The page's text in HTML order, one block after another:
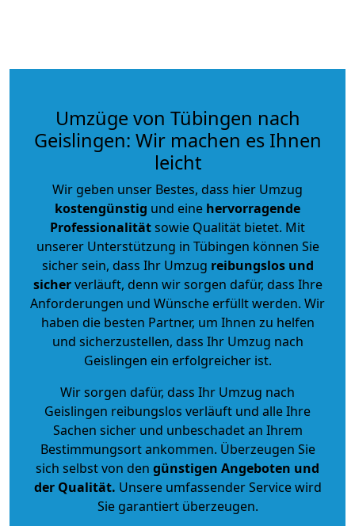
Umzüge von Tübingen nach
Geislingen: Wir machen es Ihnen
leicht
Wir geben unser Bestes, dass hier Umzug
kostengünstig und eine hervorragende
Professionalitätsowie Qualität bietet. Mit
unserer Unterstützung in Tübingen können Sie
sicher sein, dass Ihr Umzug reibungslos und
sicherverläuft, denn wir sorgen dafür, dass Ihre
Anforderungen und Wünsche erfüllt werden. Wir
haben die besten Partner, um Ihnen zu helfen
und sicherzustellen, dass Ihr Umzug nach
Geislingen ein erfolgreicher ist.
Wir sorgen dafür, dass Ihr Umzug nach
Geislingen reibungslos verläuft und alle Ihre
Sachen sicher und unbeschadet an Ihrem
Bestimmungsort ankommen. Überzeugen Sie
sich selbst von den günstigen Angeboten und
der Qualität. Unsere umfassender Service wird
Sie garantiert überzeugen.